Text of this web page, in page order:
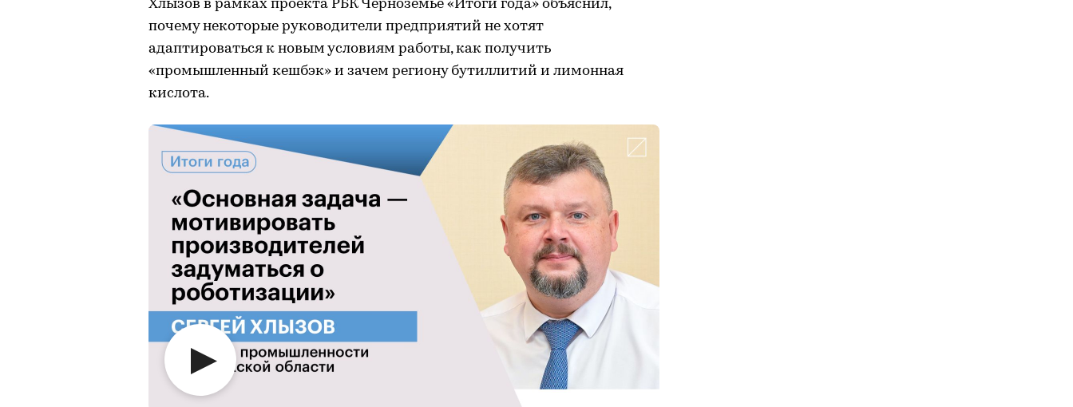
Хлызов в рамках проекта РБК Черноземье «Итоги года» объяснил,
почему некоторые руководители предприятий не хотят
адаптироваться к новым условиям работы, как получить
«промышленный кешбэк» и зачем региону бутиллитий и лимонная
кислота.